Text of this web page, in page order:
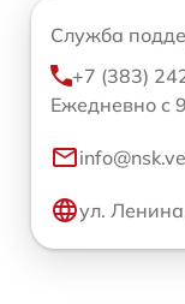
Служба
+7 (383)
Ежедневно с
ул.